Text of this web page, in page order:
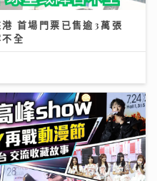
首場門票已售逾3萬張
全